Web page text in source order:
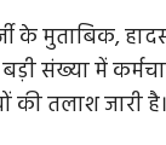
के मुताबिक,
संख्या में
की तलाश जारी है।